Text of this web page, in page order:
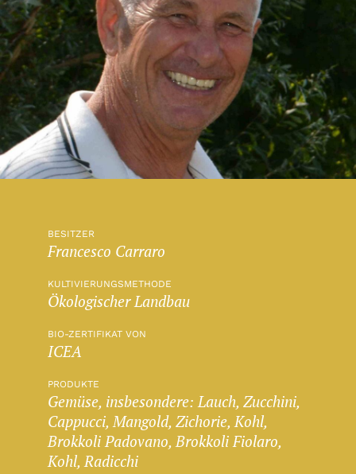
BESITZER
Francesco Carraro
KULTIVIERUNGSMETHODE
Ökologischer Landbau
BIO-ZERTIFIKAT VON
ICEA
PRODUKTE
Gemüse, insbesondere: Lauch, Zucchini,
Cappucci, Mangold, Zichorie, Kohl,
Brokkoli Padovano, Brokkoli Fiolaro,
Kohl, Radicchi